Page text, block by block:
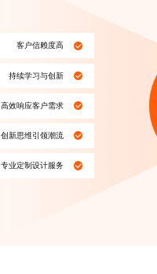
客户信赖度高
持续学习与创新
高效响应客户需求
创新思维引领潮流
专业定制设计服务